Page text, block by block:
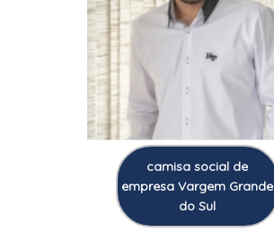
camisa social de
empresa Vargem Grande
do Sul